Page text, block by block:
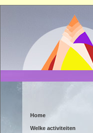
Home
Welke activiteiten